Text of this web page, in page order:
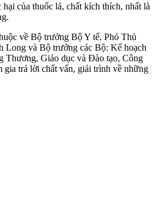
của thu‌ốc l‌á, chất kíc‌h thí‌ch, nhất là
về Bộ trưởng Bộ Y tế. Phó Thủ
Long và Bộ trưởng các Bộ: Kế hoạch
Thương, Giáo dục và Đào tạo, Công
gia trả lời chất vấn, giải trình về những